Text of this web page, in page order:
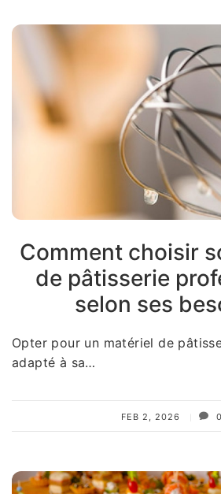
Comment choisir
de pâtisserie
selon ses
Opter pour un matériel de
adapté à sa…
FEB 2, 2026 0